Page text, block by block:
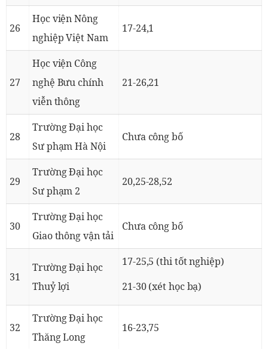
26
Học viện Nông
nghiệp Việt Nam
17-24,1
27
Học viện Công
nghệ Bưu chính
viễn thông
21-26,21
28
Trường Đại học
Sư phạm Hà Nội
Chưa công bố
29
Trường Đại học
Sư phạm 2
20,25-28,52
30
Trường Đại học
Giao thông vận tải
Chưa công bố
31
Trường Đại học
Thuỷ lợi
17-25,5 (thi tốt nghiệp)
21-30 (xét học bạ)
32
Trường Đại học
Thăng Long
16-23,75